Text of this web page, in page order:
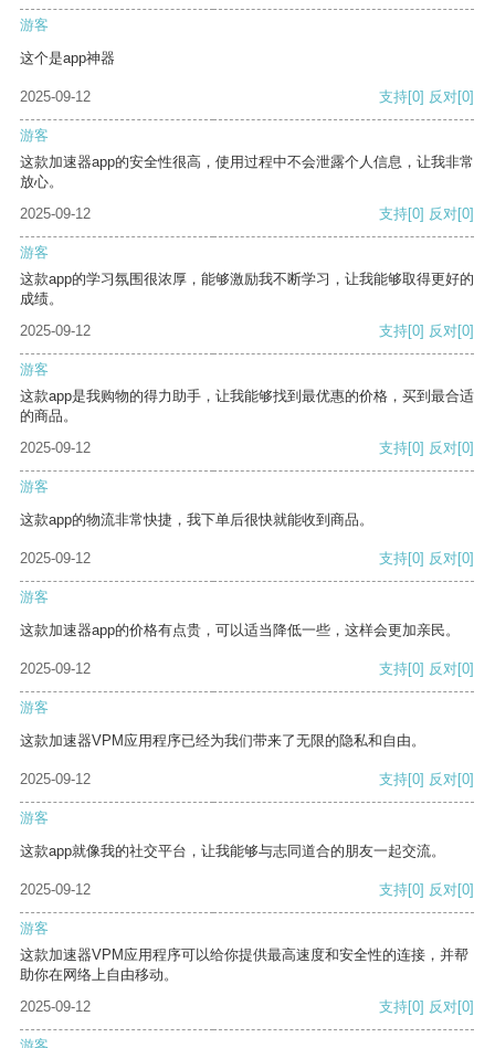
游客
这个是app神器
2025-09-12 支持[0] 反对[0]
游客
这款加速器app的安全性很高，使用过程中不会泄露个人信息，让我非常
放心。
2025-09-12
支持[0] 反对[0]
游客
这款app的学习氛围很浓厚，能够激励我不断学习，让我能够取得更好的
成绩。
2025-09-12
支持[0] 反对[0]
游客
这款app是我购物的得力助手，让我能够找到最优惠的价格，买到最合适
的商品。
2025-09-12
支持[0] 反对[0]
游客
这款app的物流非常快捷，我下单后很快就能收到商品。
2025-09-12 支持[0] 反对[0]
游客
这款加速器app的价格有点贵，可以适当降低一些，这样会更加亲民。
2025-09-12 支持[0] 反对[0]
游客
这款加速器VPM应用程序已经为我们带来了无限的隐私和自由。
2025-09-12 支持[0] 反对[0]
游客
这款app就像我的社交平台，让我能够与志同道合的朋友一起交流。
2025-09-12 支持[0] 反对[0]
游客
这款加速器VPM应用程序可以给你提供最高速度和安全性的连接，并帮
助你在网络上自由移动。
2025-09-12
支持[0] 反对[0]